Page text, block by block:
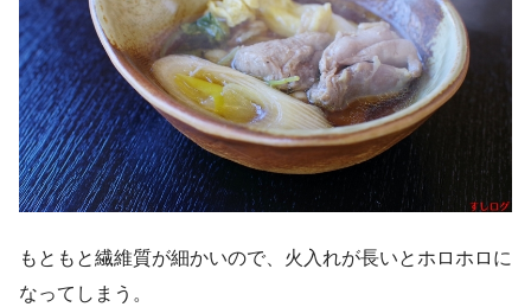
もともと繊維質が細かいので、火入れが長いとホロホロに
なってしまう。